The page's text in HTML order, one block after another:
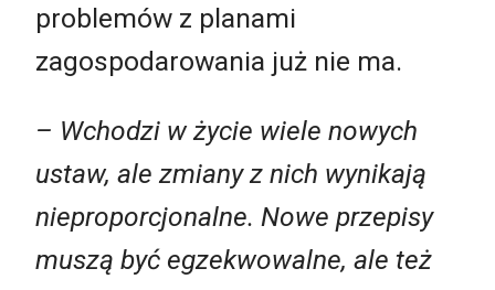
problemów z planami
zagospodarowania już nie ma.
– Wchodzi w życie wiele nowych
ustaw, ale zmiany z nich wynikają
nieproporcjonalne. Nowe przepisy
muszą być egzekwowalne, ale też